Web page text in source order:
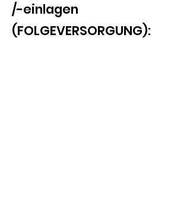
/-einlagen
(FOLGEVERSORGUNG):